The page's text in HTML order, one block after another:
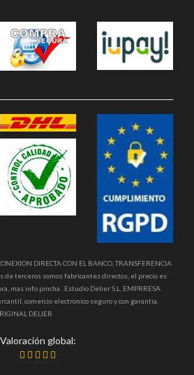
DIRECTA CON EL BANCO, TRANSFERENCIA
de terceros somos fabricantes directos, el precio es
mas info pincha . Estudio Delier S.L, EMPRRESA
comercio electronico seguro y con garantia,
DELIER
Valoración global: